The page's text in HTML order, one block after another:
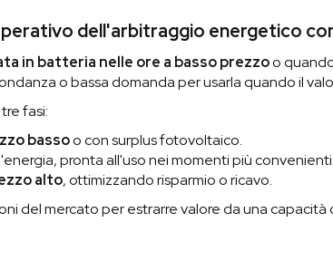
dell'arbitraggio energetico
in batteria nelle ore a basso prezzoo
o bassa domanda per usarla quando il
fasi:
bassoo con surplus fotovoltaico.
pronta all'uso nei momenti più convenienti.
alto, ottimizzando risparmio o ricavo.
del mercato per estrarre valore da una capacità